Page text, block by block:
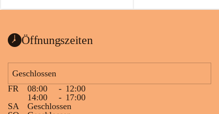
a
a
Öffnungszeiten
Geschlossen
FR
08:00 - 12:00
14:00
- 17:00
SA
Geschlossen